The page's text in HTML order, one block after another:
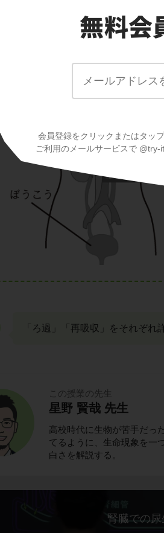
会員登録をクリックまたはタップ
ご利用のメールサービスで
血液が腎臓に流れ込むと、すぐ
ろ過 と 再吸収
と
「ろ過」「再吸収」をそれぞれ
この授業の先生
星野 賢哉 先生
高校時代に生物が苦手だっ
てるように、生命現象を一
白さを解説する。
腎臓での尿